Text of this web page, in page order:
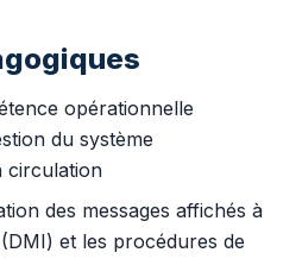
opérationnelle
du système
circulation
des messages affichés à
et les procédures de